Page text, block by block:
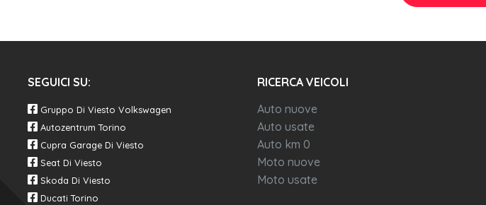
SEGUICI SU:
Gruppo Di Viesto Volkswagen
Autozentrum Torino
Cupra Garage Di Viesto
Seat Di Viesto
Skoda Di Viesto
Ducati Torino
RICERCA VEICOLI
Auto nuove
Auto usate
Auto km 0
Moto nuove
Moto usate